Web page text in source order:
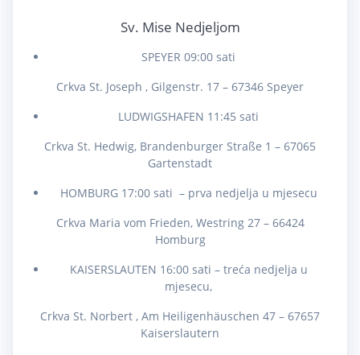
Sv. Mise Nedjeljom
SPEYER 09:00 sati
Crkva St. Joseph , Gilgenstr. 17 – 67346 Speyer
LUDWIGSHAFEN 11:45 sati
Crkva St. Hedwig, Brandenburger Straße 1 – 67065
Gartenstadt
HOMBURG 17:00 sati – prva nedjelja u mjesecu
Crkva Maria vom Frieden, Westring 27 – 66424
Homburg
KAISERSLAUTEN 16:00 sati – treća nedjelja u
mjesecu,
Crkva St. Norbert , Am Heiligenhäuschen 47 – 67657
Kaiserslautern